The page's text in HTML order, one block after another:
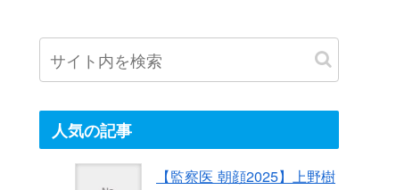
人気の記事
【監察医 朝顔2025】上野樹